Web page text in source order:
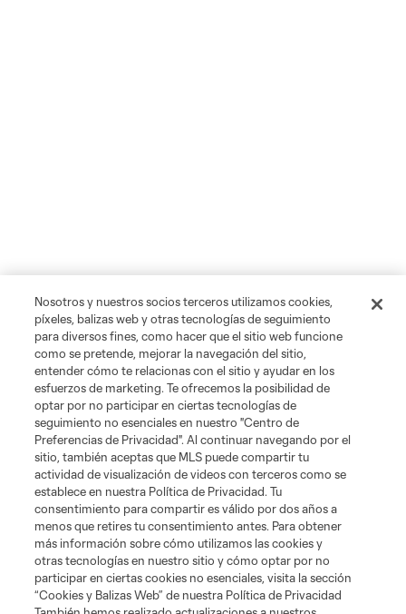
Nosotros y nuestros socios terceros utilizamos cookies,
píxeles, balizas web y otras tecnologías de seguimiento
para diversos fines, como hacer que el sitio web funcione
como se pretende, mejorar la navegación del sitio,
entender cómo te relacionas con el sitio y ayudar en los
esfuerzos de marketing. Te ofrecemos la posibilidad de
optar por no participar en ciertas tecnologías de
seguimiento no esenciales en nuestro "Centro de
Preferencias de Privacidad". Al continuar navegando por el
sitio, también aceptas que MLS puede compartir tu
actividad de visualización de videos con terceros como se
establece en nuestra Política de Privacidad. Tu
consentimiento para compartir es válido por dos años a
menos que retires tu consentimiento antes. Para obtener
más información sobre cómo utilizamos las cookies y
otras tecnologías en nuestro sitio y cómo optar por no
participar en ciertas cookies no esenciales, visita la sección
“Cookies y Balizas Web” de nuestra Política de Privacidad